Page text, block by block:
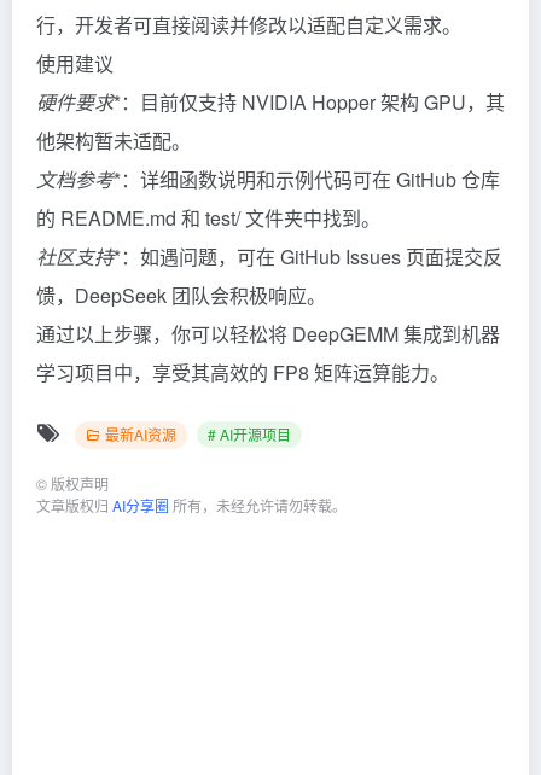
行，开发者可直接阅读并修改以适配自定义需求。
使用建议
硬件要求*：目前仅支持 NVIDIA Hopper 架构 GPU，其
他架构暂未适配。
文档参考*：详细函数说明和示例代码可在 GitHub 仓库
的 README.md 和 test/ 文件夹中找到。
社区支持*：如遇问题，可在 GitHub Issues 页面提交反
馈，DeepSeek 团队会积极响应。
通过以上步骤，你可以轻松将 DeepGEMM 集成到机器
学习项目中，享受其高效的 FP8 矩阵运算能力。
最新AI资源 # AI开源项目
© 版权声明
文章版权归 AI分享圈 所有，未经允许请勿转载。